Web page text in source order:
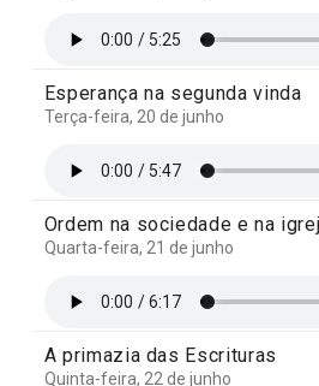
Esperança na segunda vinda
Terça-feira, 20 de junho
Ordem na sociedade e na
Quarta-feira, 21 de junho
A primazia das Escrituras
Quinta-feira, 22 de junho